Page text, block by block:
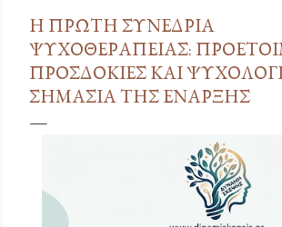
Η ΠΡΏΤΗ ΣΥΝΕΔΡΊΑ
ΨΥΧΟΘΕΡΑΠΕΊΑΣ:
ΠΡΟΣΔΟΚΊΕΣ ΚΑΙ
ΣΗΜΑΣΊΑ ΤΗΣ ΈΝΑΡΞΗΣ